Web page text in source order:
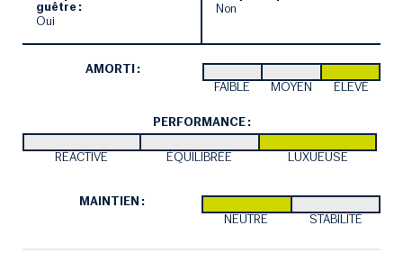
guêtre :
Oui
Non
AMORTI :
FAIBLE
MOYEN ÉLEVÉ
PERFORMANCE :
RÉACTIVE ÉQUILIBRÉE LUXUEUSE
MAINTIEN :
NEUTRE
STABILITÉ